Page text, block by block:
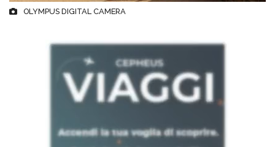
OLYMPUS DIGITAL CAMERA